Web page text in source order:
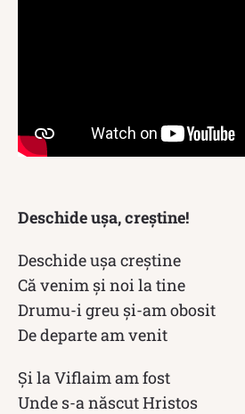
Deschide ușa, creștine!
Deschide uşa creştine
Că venim şi noi la tine
Drumu-i greu şi-am obosit
De departe am venit
Şi la Viflaim am fost
Unde s-a născut Hristos